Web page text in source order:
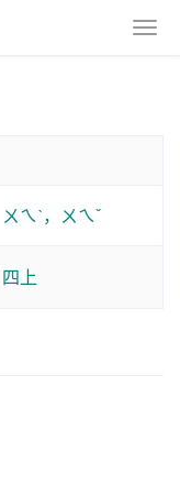
ㄨㄟˋ，ㄨㄟˇ
四上